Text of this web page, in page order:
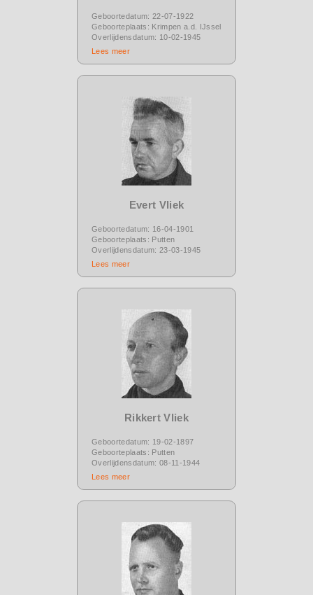
Geboortedatum: 22-07-1922
Geboorteplaats: Krimpen a.d. IJssel
Overlijdensdatum: 10-02-1945
Lees meer
Evert Vliek
Geboortedatum: 16-04-1901
Geboorteplaats: Putten
Overlijdensdatum: 23-03-1945
Lees meer
Rikkert Vliek
Geboortedatum: 19-02-1897
Geboorteplaats: Putten
Overlijdensdatum: 08-11-1944
Lees meer